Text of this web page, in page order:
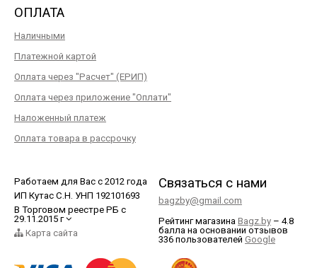
ОПЛАТА
Наличными
Платежной картой
Оплата через "Расчет" (ЕРИП)
Оплата через приложение "Оплати"
Наложенный платеж
Оплата товара в рассрочку
Работаем для Вас с 2012 года
ИП Кутас С.Н. УНП 192101693
В Торговом реестре РБ с
29.11.2015 г
Карта сайта
Связаться с нами
bagzby@gmail.com
Рейтинг магазина Bagz.by – 4.8
балла на основании отзывов
336 пользователей Google